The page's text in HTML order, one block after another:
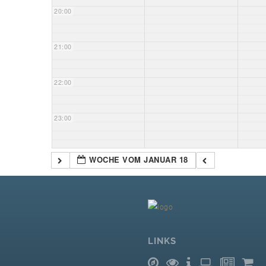
20:00
21:00
22:00
23:00
WOCHE VOM JANUAR 18
LINKS